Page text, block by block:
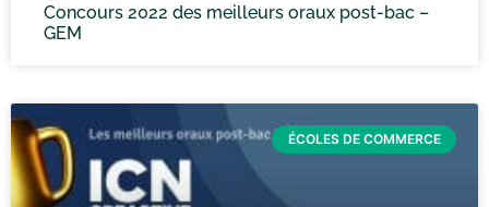
Concours 2022 des meilleurs oraux post-bac –
GEM
ÉCOLES DE COMMERCE